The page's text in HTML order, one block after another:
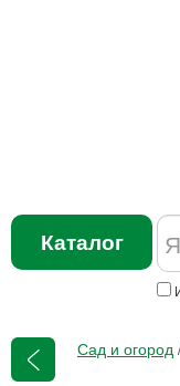
Каталог
Сад и огород